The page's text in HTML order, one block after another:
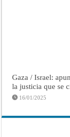
Gaza / Israel:
la justicia que se
16/01/2025